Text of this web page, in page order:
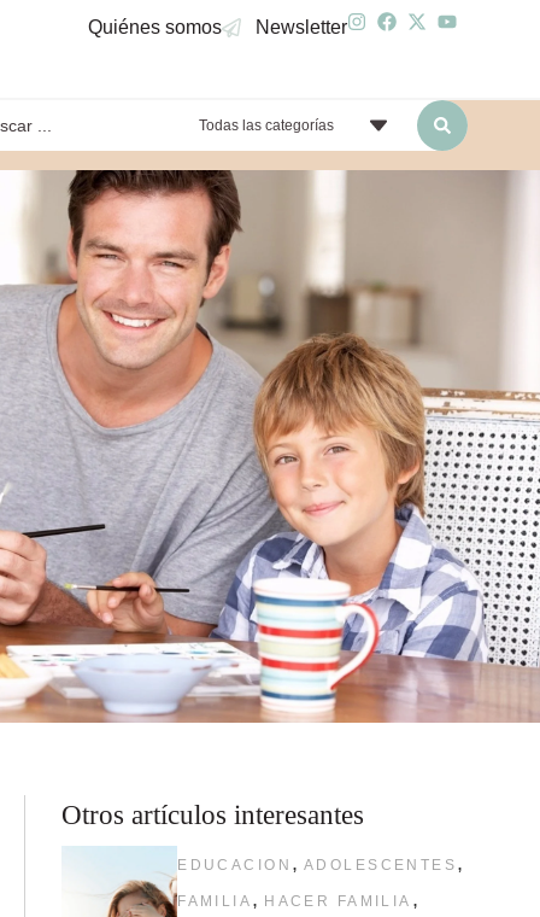
Quiénes somos Newsletter
Todas las categorías
Otros artículos interesantes
EDUCACION , ADOLESCENTES ,
FAMILIA , HACER FAMILIA ,